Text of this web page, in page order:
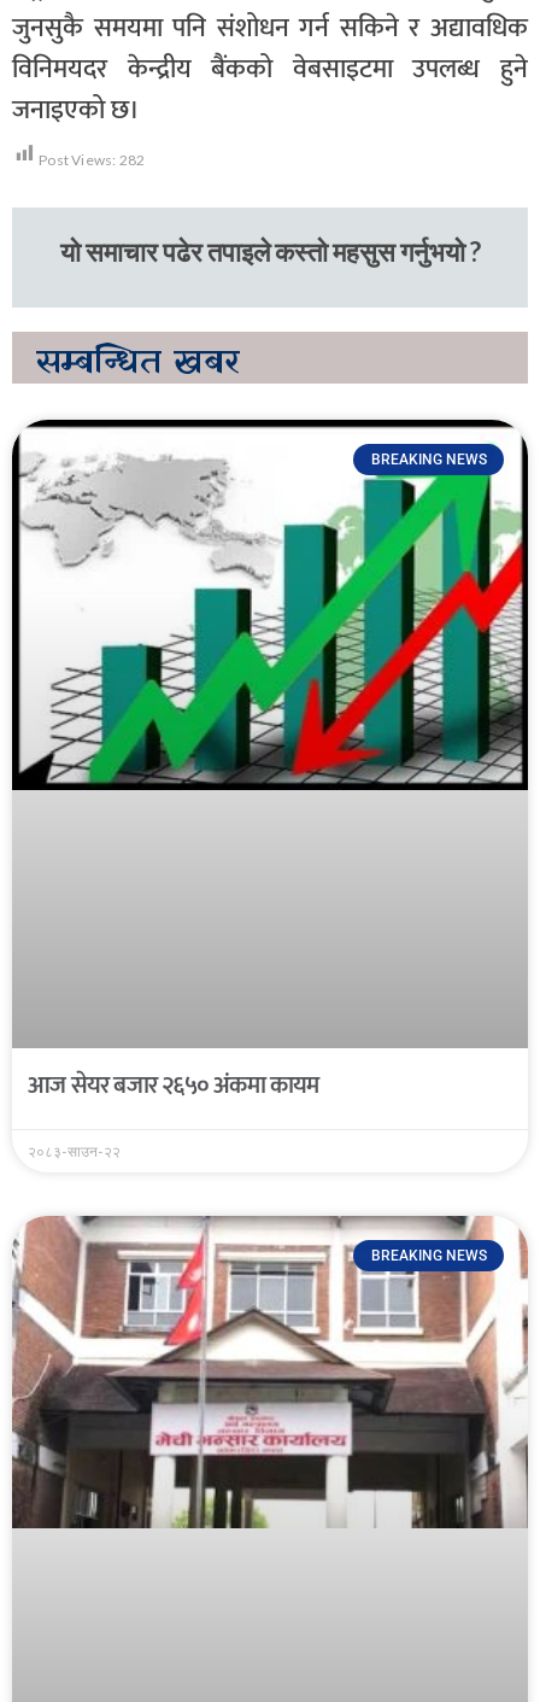
जुनसुकै समयमा पनि संशोधन गर्न सकिने र अद्यावधिक
विनिमयदर केन्द्रीय बैंकको वेबसाइटमा उपलब्ध हुने
जनाइएको छ।
Post Views: 282
यो समाचार पढेर तपाइले कस्तो महसुस गर्नुभयो ?
सम्बन्धित खबर
BREAKING NEWS
आज सेयर बजार २६५० अंकमा कायम
२०८३-साउन-२२
BREAKING NEWS